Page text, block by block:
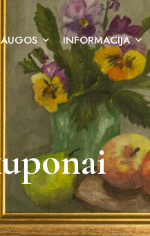
INFORMACIJA